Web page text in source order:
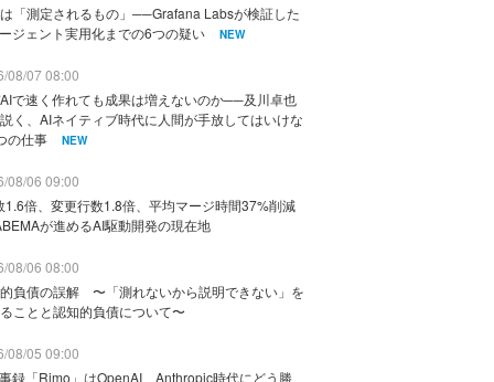
「測定されるもの」──Grafana Labsが検証した
ジェント実用化までの6つの疑い
NEW
08/07 08:00
で速く作れても成果は増えないのか──及川卓也
く、AIネイティブ時代に人間が手放してはいけな
の仕事
NEW
08/06 09:00
1.6倍、変更行数1.8倍、平均マージ時間37%削減
が進めるAI駆動開発の現在地
08/06 08:00
負債の誤解 〜「測れないから説明できない」を
ことと認知的負債について〜
08/05 09:00
録「Rimo」はOpenAI、Anthropic時代にどう勝